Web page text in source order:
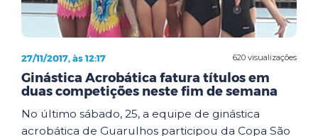
620 visualizações
27/11/2017, às 12:17
Ginástica Acrobática fatura títulos em
duas competições neste fim de semana
No último sábado, 25, a equipe de ginástica
acrobática de Guarulhos participou da Copa São